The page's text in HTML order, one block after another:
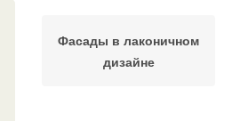
Фасады в лаконичном
дизайне